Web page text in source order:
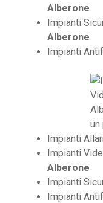
Alberone
Impianti
Alberone
Impianti
Impianti
Impianti
Alberone
Impianti
Impianti